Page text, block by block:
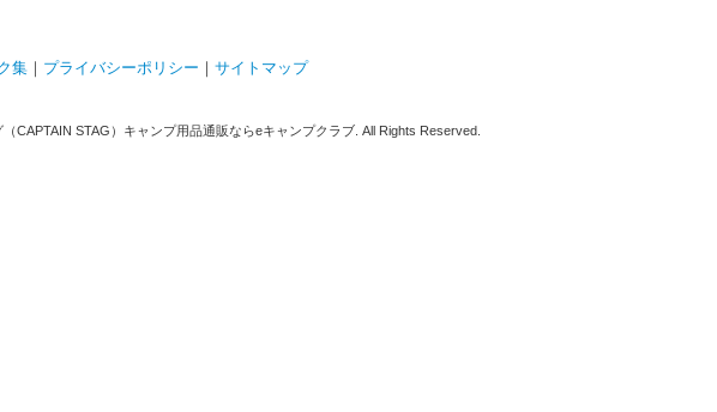
集 ｜ プライバシーポリシー ｜ サイトマップ
CAPTAIN STAG）キャンプ用品通販ならeキャンプクラブ. All Rights Reserved.